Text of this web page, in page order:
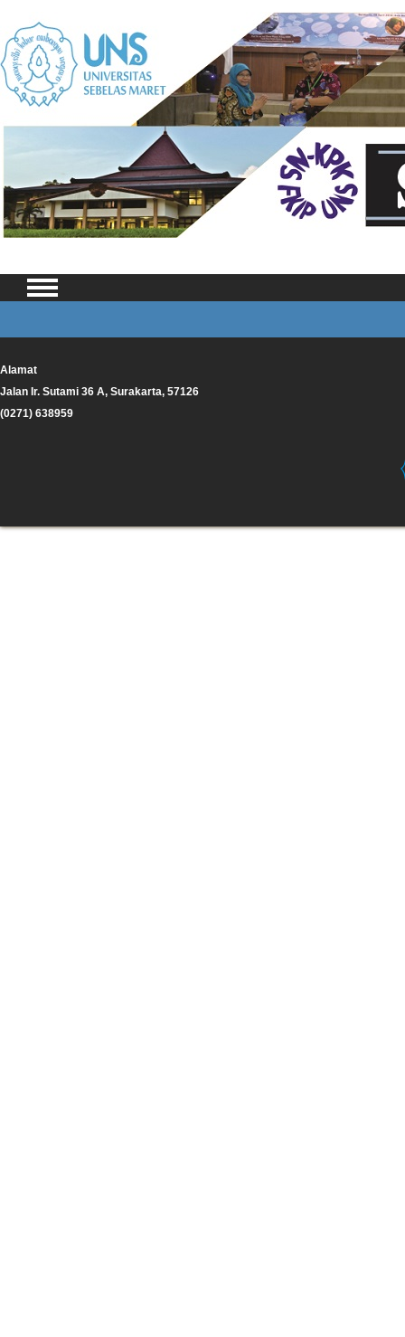
Alamat
Jalan Ir. Sutami 36 A, Surakarta, 57126
(0271) 638959